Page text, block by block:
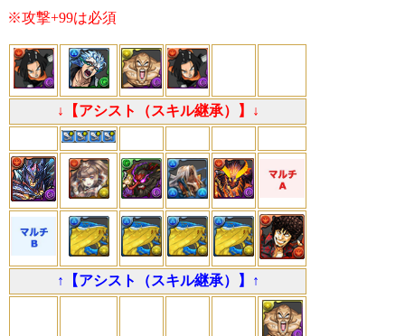
※攻撃+99は必須
↓【アシスト（スキル継承）】↓
↑【アシスト（スキル継承）】↑